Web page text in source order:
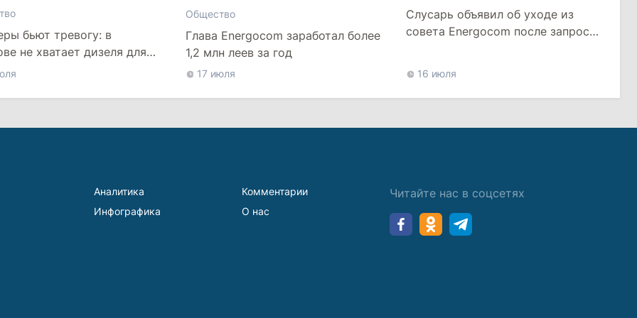
бьют тревогу: в
не хватает дизеля для
работ
Общество
Глава Energocom заработал более
1,2 млн леев за год
17 июля
Слусарь объявил об уходе из
совета Energocom после запроса
16 июля
Аналитика
Комментарии
Инфографика О нас
Читайте нас в соцсетях